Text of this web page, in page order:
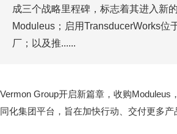
成三个战略里程碑，标志着其进入新
Moduleus；启用TransducerWorks位
厂；以及推......
Vermon Group开启新篇章，收购
同化集团平台，旨在加快行动、交付更多产